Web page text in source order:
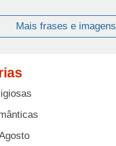
Mais frases e imagens